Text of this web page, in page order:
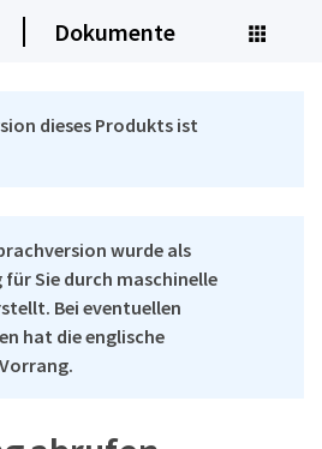
Dokumente
dieses Produkts ist
wurde als
Sie durch maschinelle
Bei eventuellen
hat die englische